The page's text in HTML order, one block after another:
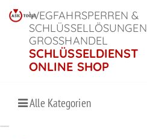
WEGFAHRSPERREN &
SCHLÜSSELLÖSUNGEN
GROSSHANDEL
SCHLÜSSELDIENST
ONLINE SHOP
Alle Kategorien